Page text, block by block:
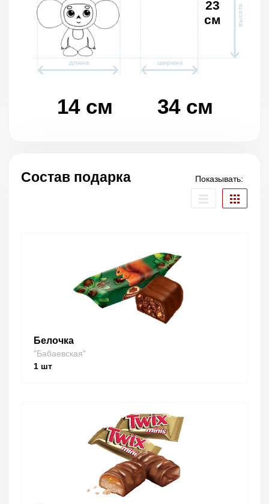
14 см 34 см
23
см
Состав подарка Показывать:
Белочка
"Бабаевская"
1 шт